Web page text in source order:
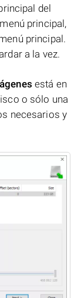
del
principal,
principal.
a la vez.
está en
o sólo una
necesarios y